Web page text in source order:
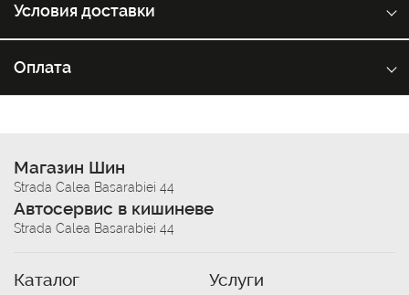
Условия доставки
Оплата
Магазин Шин
Strada Calea Basarabiei 44
Автосервис в кишиневе
Strada Calea Basarabiei 44
Каталог Услуги